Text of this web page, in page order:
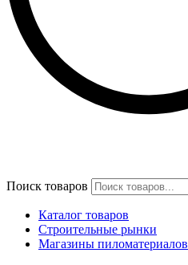
Поиск товаров
Каталог товаров
Строительные рынки
Магазины пиломатериалов